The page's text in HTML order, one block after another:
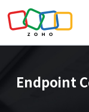
Endpoint